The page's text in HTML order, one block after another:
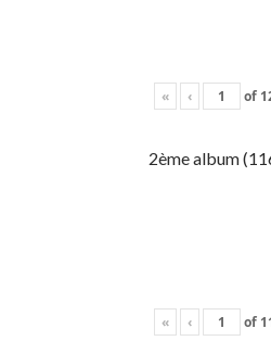
« ‹ of
2ème album
« ‹ of